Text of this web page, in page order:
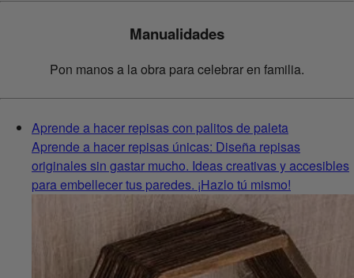
Manualidades
Pon manos a la obra para celebrar en familia.
Aprende a hacer repisas con palitos de paleta
Aprende a hacer repisas únicas: Diseña repisas
originales sin gastar mucho. Ideas creativas y accesibles
para embellecer tus paredes. ¡Hazlo tú mismo!